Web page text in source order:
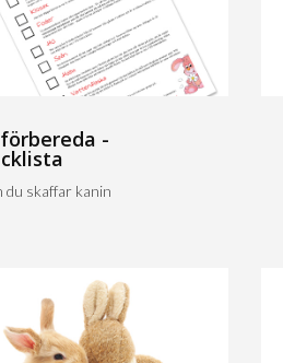
-
du skaffar kanin